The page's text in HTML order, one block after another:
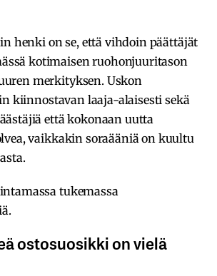
henki on se, että vihdoin päättäjät
kotimaisen ruohonjuuritason
merkityksen. Uskon
kiinnostavan laaja-alaisesti sekä
että kokonaan uutta
vaikkakin soraääniä on kuultu
tukemassa
ostosuosikki on vielä